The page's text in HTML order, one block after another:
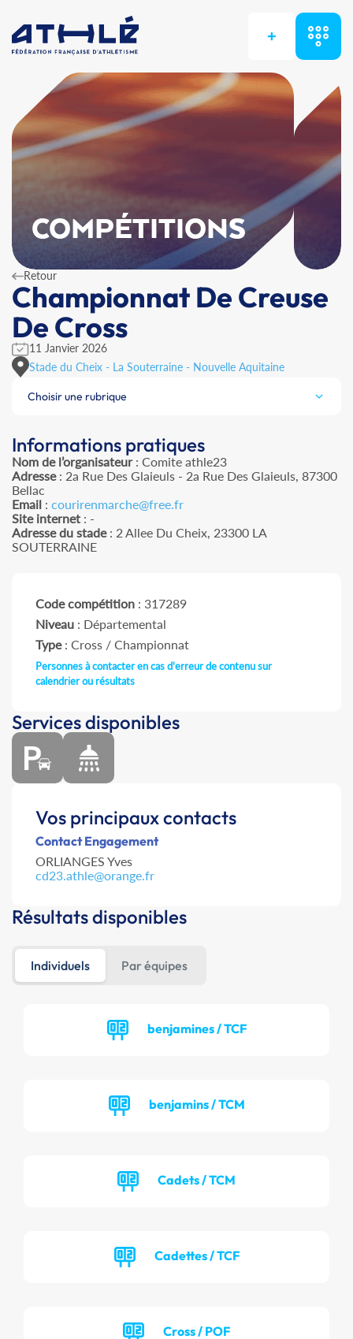
+
COMPÉTITIONS
Retour
Championnat De Creuse
De Cross
11 Janvier 2026
Stade du Cheix - La Souterraine - Nouvelle Aquitaine
Choisir une rubrique
Informations pratiques
Nom de l’organisateur: Comite athle23
Adresse: 2a Rue Des Glaieuls - 2a Rue Des Glaieuls, 87300
Bellac
Email : courirenmarche@free.fr
Site internet : -
Adresse du stade: 2 Allee Du Cheix, 23300 LA
SOUTERRAINE
Code compétition : 317289
Niveau : Départemental
Type: Cross / Championnat
Personnes à contacter en cas d'erreur de contenu sur
calendrier ou résultats
Services disponibles
Vos principaux contacts
Contact Engagement
ORLIANGES Yves
cd23.athle@orange.fr
Résultats disponibles
Individuels Par équipes
benjamines / TCF
benjamins / TCM
Cadets / TCM
Cadettes / TCF
Cross / POF